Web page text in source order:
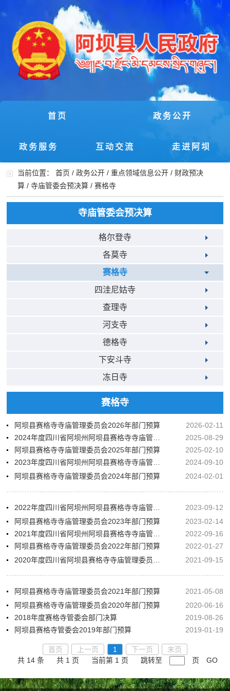
首页 政务公开
政务服务 互动交流 走进阿坝
当前位置：首页 /政务公开 /重点领域信息公开 / 财政预决
算 /寺庙管委会预决算 /赛格寺
寺庙管委会预决算
格尔登寺
各莫寺
赛格寺
四洼尼姑寺
查理寺
河支寺
德格寺
下安斗寺
冻日寺
赛格寺
阿坝县赛格寺寺庙管理委员会2026年部门预算
2026-02-11
2025-08-29
阿坝县赛格寺寺庙管理委员会2025年部门预算
2025-02-10
2024-09-10
阿坝县赛格寺寺庙管理委员会2024年部门预算
2024-02-01
2023-09-12
阿坝县赛格寺寺庙管理委员会2023年部门预算
2023-02-14
2022-09-16
阿坝县赛格寺寺庙管理委员会2022年部门预算
2022-01-27
2021-09-15
阿坝县赛格寺寺庙管理委员会2021年部门预算
2021-05-08
阿坝县赛格寺寺庙管理委员会2020年部门预算
2020-06-16
2018年度赛格寺管委会部门决算
2019-08-26
阿坝县赛格寺管委会2019年部门预算
2019-01-19
首页 上一页 1 下一页
末页
共 14 条
共 1 页 当前第 1 页 跳转至 页 GO